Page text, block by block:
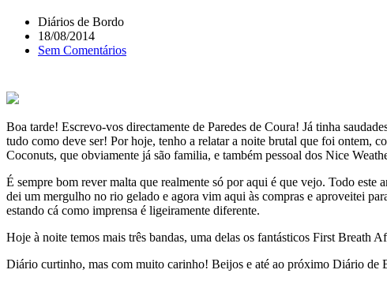
Diários de Bordo
18/08/2014
Sem Comentários
Boa tarde! Escrevo-vos directamente de Paredes de Coura! Já tinha
tudo como deve ser! Por hoje, tenho a relatar a noite brutal que foi ontem,
Coconuts, que obviamente já são familia, e também pessoal dos Nice
É sempre bom rever malta que realmente só por aqui é que vejo. Todo este
dei um mergulho no rio gelado e agora vim aqui às compras e aproveitei
estando cá como imprensa é ligeiramente diferente.
Hoje à noite temos mais três bandas, uma delas os fantásticos First Breath
Diário curtinho, mas com muito carinho! Beijos e até ao próximo Diário de